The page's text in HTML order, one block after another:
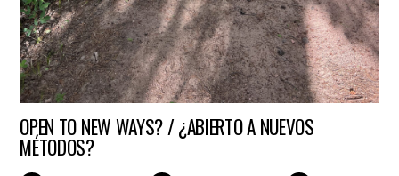
OPEN TO NEW WAYS? / ¿ABIERTO A NUEVOS
MÉTODOS?